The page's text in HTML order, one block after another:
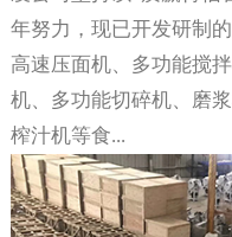
年努力，现已开发研制
高速压面机、多功能搅
机、多功能切碎机、磨
榨汁机等食...